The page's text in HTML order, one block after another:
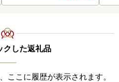
クした返礼品
ここに履歴が表示されます。